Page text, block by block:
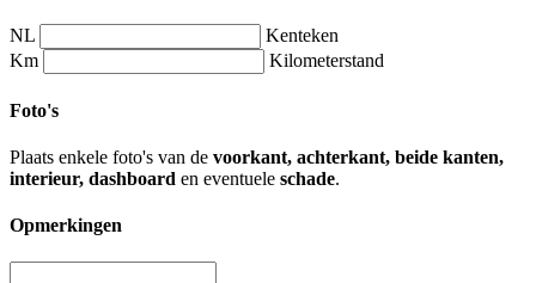
NL
Kenteken
Km
Kilometerstand
Foto's
Plaats enkele foto's van de voorkant, achterkant, beide kanten,
interieur, dashboard en eventuele schade.
Opmerkingen